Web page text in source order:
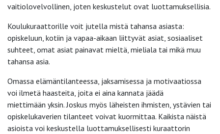
vaitiolovelvollinen, joten keskustelut ovat luottamuksellisia.
Koulukuraattorille voit jutella mistä tahansa asiasta:
opiskeluun, kotiin ja vapaa-aikaan liittyvät asiat, sosiaaliset
suhteet, omat asiat painavat mieltä, mieliala tai mikä muu
tahansa asia.
Omassa elämäntilanteessa, jaksamisessa ja motivaatiossa
voi ilmetä haasteita, joita ei aina kannata jäädä
miettimään yksin. Joskus myös läheisten ihmisten, ystävien tai
opiskelukaverien tilanteet voivat kuormittaa. Kaikista näistä
asioista voi keskustella luottamuksellisesti kuraattorin